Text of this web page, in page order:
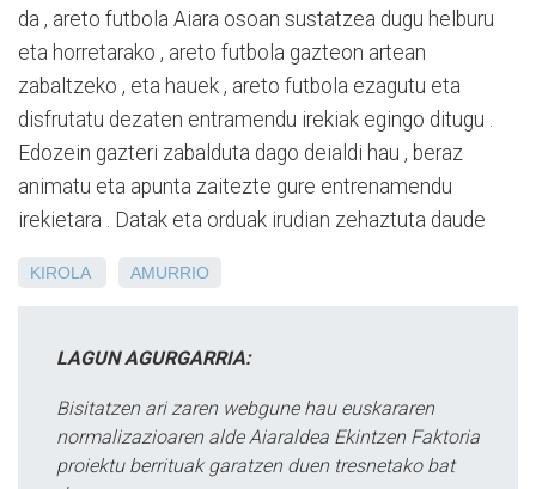
da , areto futbola Aiara osoan sustatzea dugu helburu
eta horretarako , areto futbola gazteon artean
zabaltzeko , eta hauek , areto futbola ezagutu eta
disfrutatu dezaten entramendu irekiak egingo ditugu .
Edozein gazteri zabalduta dago deialdi hau , beraz
animatu eta apunta zaitezte gure entrenamendu
irekietara . Datak eta orduak irudian zehaztuta daude
KIROLA AMURRIO
LAGUN AGURGARRIA:
Bisitatzen ari zaren webgune hau euskararen
normalizazioaren alde Aiaraldea Ekintzen Faktoria
proiektu berrituak garatzen duen tresnetako bat